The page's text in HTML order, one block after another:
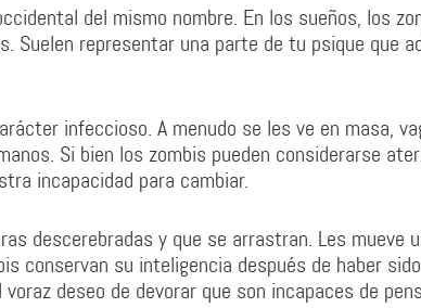
del mismo nombre. En los sueños, los
Suelen representar una parte de tu psique que
infeccioso. A menudo se les ve en masa,
Si bien los zombis pueden considerarse
incapacidad para cambiar.
descerebradas y que se arrastran. Les mueve
conservan su inteligencia después de haber sido
deseo de devorar que son incapaces de